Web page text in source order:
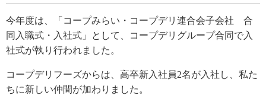
今年度は、「コープみらい・コープデリ連合会子会社 合
同入職式・入社式」として、コープデリグループ合同で入
社式が執り行われました。
コープデリフーズからは、高卒新入社員2名が入社し、私た
ちに新しい仲間が加わりました。